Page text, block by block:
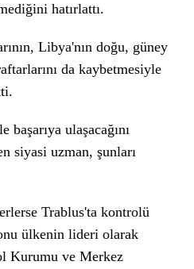
hatırlattı.
Libya'nın doğu, güney
da kaybetmesiyle
ulaşacağını
siyasi uzman, şunları
Trablus'ta kontrolü
ülkenin lideri olarak
Kurumu ve Merkez